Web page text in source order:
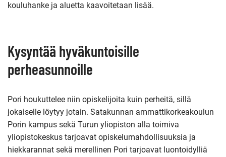
kouluhanke ja aluetta kaavoitetaan lisää.
Kysyntää hyväkuntoisille
perheasunnoille
Pori houkuttelee niin opiskelijoita kuin perheitä, sillä
jokaiselle löytyy jotain. Satakunnan ammattikorkeakoulun
Porin kampus sekä Turun yliopiston alla toimiva
yliopistokeskus tarjoavat opiskelumahdollisuuksia ja
hiekkarannat sekä merellinen Pori tarjoavat luontoidylliä